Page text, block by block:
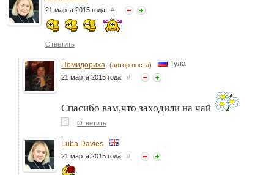
21 марта 2015 года #
Ответить
Помидориха (автор поста) Тула
21 марта 2015 года #
Спасибо вам,что заходили на чай
↑ Ответить
Luba Davies
21 марта 2015 года #